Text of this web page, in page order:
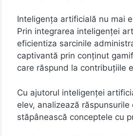
Inteligența artificială nu mai
Prin integrarea inteligenței
eficientiza sarcinile
captivantă prin conținut
care răspund la contribuțiile
Cu ajutorul inteligenței
elev, analizează
stăpânească conceptele cu